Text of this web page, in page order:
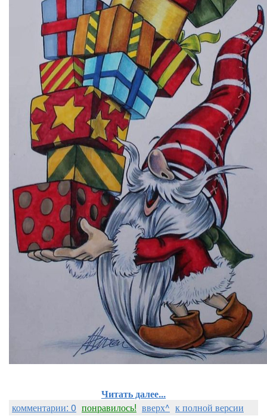
Читать далее...
комментарии: 0 понравилось! вверх^ к полной версии